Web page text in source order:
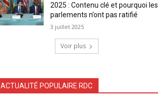
2025 : Contenu clé et pourquoi les
parlements n’ont pas ratifié
3 juillet 2025
Voir plus
ACTUALITÉ POPULAIRE RDC